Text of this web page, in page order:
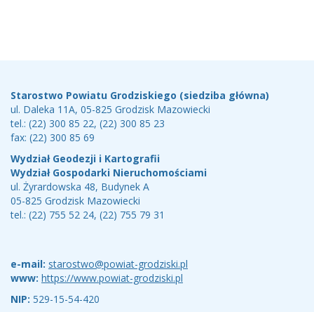
Teleadresy
Starostwo Powiatu Grodziskiego (siedziba główna)
ul. Daleka 11A, 05-825 Grodzisk Mazowiecki
tel.: (22) 300 85 22, (22) 300 85 23
fax: (22) 300 85 69
Wydział Geodezji i Kartografii
Wydział Gospodarki Nieruchomościami
ul. Żyrardowska 48, Budynek A
05-825 Grodzisk Mazowiecki
tel.: (22) 755 52 24, (22) 755 79 31
e-mail: starostwo@powiat-grodziski.pl
www: https://www.powiat-grodziski.pl
NIP: 529-15-54-420